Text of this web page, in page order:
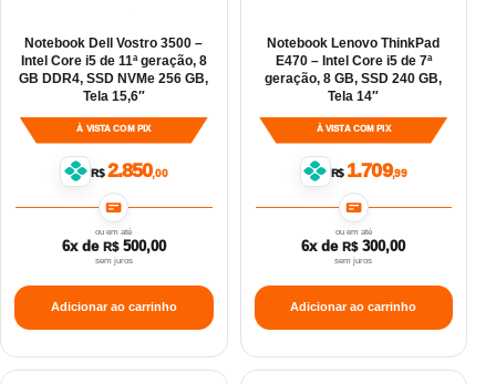
Notebook Dell Vostro 3500 –
Intel Core i5 de 11ª geração, 8
GB DDR4, SSD NVMe 256 GB,
Tela 15,6″
À VISTA COM PIX
R$ 2.850,00
ou em até
6x de R$500,00
sem juros
Adicionar ao carrinho
Notebook Lenovo ThinkPad
E470 – Intel Core i5 de 7ª
geração, 8 GB, SSD 240 GB,
Tela 14″
À VISTA COM PIX
R$ 1.709,99
ou em até
6x deR$300,00
sem juros
Adicionar ao carrinho